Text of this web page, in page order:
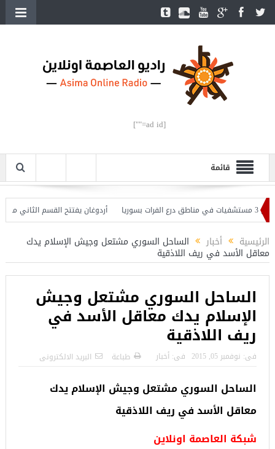
[ad id=""]
قائمة
أردوغان يفتتح القسم الثاني من خط
الرئيسية أخبار الساحل السوري مشتعل وجيش الإسلام يدك
معاقل الأسد في ريف اللاذقية
الساحل السوري مشتعل وجيش
الإسلام يدك معاقل الأسد في
ريف اللاذقية
فى: نوفمبر 05, 2015 فى: أخبار طباعة البريد الالكترونى
الساحل السوري مشتعل وجيش الإسلام يدك
معاقل الأسد في ريف اللاذقية
شبكة العاصمة اونلاين